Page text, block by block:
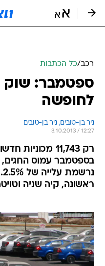
רכב/כל הכתבות
ספטמבר: שוק
לחופשה
ניר בן-טובים, ניר בן-טובים
3.10.2013 / 12:27
רק 11,743
בספטמבר עמוס
ראשונה, קיה שניה